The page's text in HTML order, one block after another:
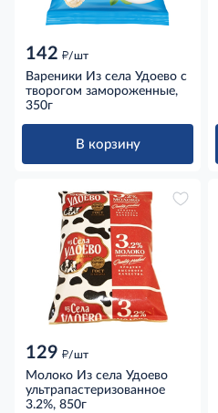
142 д/шт
Вареники Из села Удоево с
творогом замороженные,
350г
В корзину
129 д/шт
Молоко Из села Удоево
ультрапастеризованное
3.2%, 850г